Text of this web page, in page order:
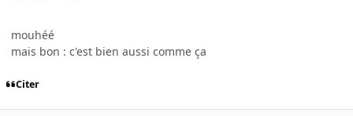
mouhéé
mais bon : c'est bien aussi comme ça
Citer